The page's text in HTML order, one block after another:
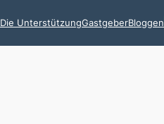
Die UnterstützungGastgeberBloggen